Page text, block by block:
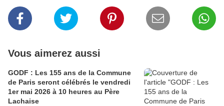
Vous aimerez aussi
GODF : Les 155 ans de la Commune
de Paris seront célébrés le vendredi
1er mai 2026 à 10 heures au Père
Lachaise